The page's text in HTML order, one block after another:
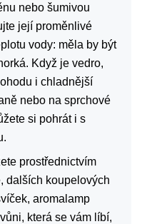
nebo šumivou
její proměnlivé
vody: měla by být
Když je vedro,
i chladnější
nebo na sprchové
si pohrát i s
prostřednictvím
dalších koupelových
aromalamp
která se vám líbí,